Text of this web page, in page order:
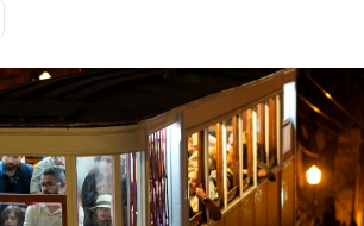
Mondiali calcio 2026